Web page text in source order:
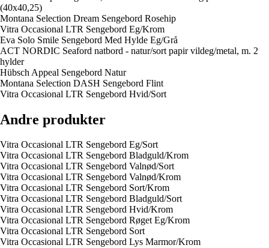
(40x40,25)
Montana Selection Dream Sengebord Rosehip
Vitra Occasional LTR Sengebord Eg/Krom
Eva Solo Smile Sengebord Med Hylde Eg/Grå
ACT NORDIC Seaford natbord - natur/sort papir vildeg/metal, m. 2
hylder
Hübsch Appeal Sengebord Natur
Montana Selection DASH Sengebord Flint
Vitra Occasional LTR Sengebord Hvid/Sort
Andre produkter
Vitra Occasional LTR Sengebord Eg/Sort
Vitra Occasional LTR Sengebord Bladguld/Krom
Vitra Occasional LTR Sengebord Valnød/Sort
Vitra Occasional LTR Sengebord Valnød/Krom
Vitra Occasional LTR Sengebord Sort/Krom
Vitra Occasional LTR Sengebord Bladguld/Sort
Vitra Occasional LTR Sengebord Hvid/Krom
Vitra Occasional LTR Sengebord Røget Eg/Krom
Vitra Occasional LTR Sengebord Sort
Vitra Occasional LTR Sengebord Lys Marmor/Krom